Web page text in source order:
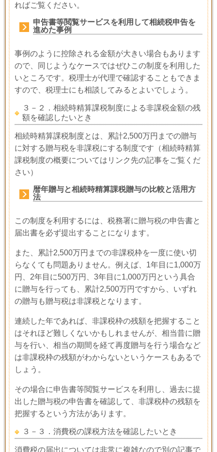
ればご覧ください。
申告書等閲覧サービスを利用して相続税申告を
進めた事例
事例のように控除される金額が大きい場合もあります
ので、同じようなケースではぜひこの制度を利用した
いところです。税理士が代理で確認することもできま
すので、税理士にも相談してみるとよいでしょう。
３－２．相続時精算課税制度による非課税金額の残
額を確認したいとき
相続時精算課税制度とは、累計2,500万円までの贈与
に対する贈与税を非課税にする制度です（相続時精算
課税制度の概要についてはリンク先の記事をご覧くだ
さい）
暦年贈与と相続時精算課税贈与の比較と活用方
法
この制度を利用するには、税務署に贈与税の申告書と
届出書を必ず提出することになります。
また、累計2,500万円までの非課税枠を一度に使い切
らなくても問題ありません。例えば、 1年目に1,000万
円、 2年目に500万円、 3年目に1,000万円という具合
に贈与を行っても、累計2,500万円ですから、いずれ
の贈与も贈与税は非課税となります。
連続した年であれば、非課税枠の残額を把握すること
はそれほど難しくないかもしれませんが、相当昔に贈
与を行い、相当の期間を経て再度贈与を行う場合など
は非課税枠の残額がわからないというケースもあるで
しょう。
その場合に申告書等閲覧サービスを利用し、過去に提
出した贈与税の申告書を確認して、非課税枠の残額を
把握するという方法があります。
３－３．消費税の課税方法を確認したいとき
消費税の届出については非常に複雑なので別の記事で